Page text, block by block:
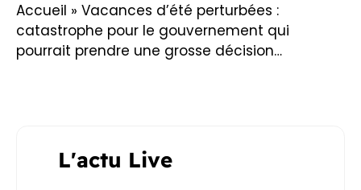
Accueil » Vacances d’été perturbées :
catastrophe pour le gouvernement qui
pourrait prendre une grosse décision…
L'actu Live